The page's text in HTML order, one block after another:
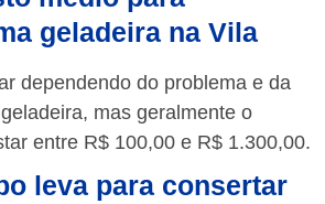
geladeira na Vila
dependendo do problema e da
mas geralmente o
entre R$ 100,00 e R$ 1.300,00.
leva para consertar